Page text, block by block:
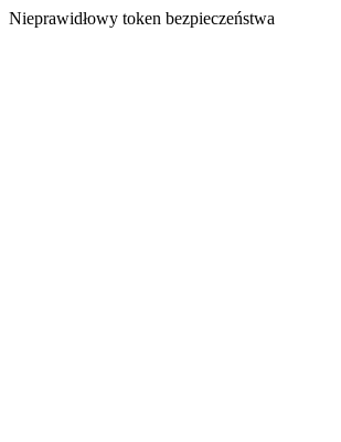
Nieprawidłowy token bezpieczeństwa